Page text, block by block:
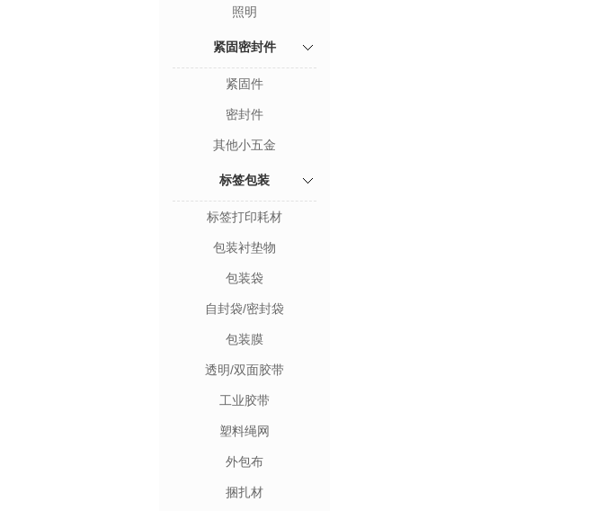
照明
紧固密封件
紧固件
密封件
其他小五金
标签包装
标签打印耗材
包装衬垫物
包装袋
自封袋/密封袋
包装膜
透明/双面胶带
工业胶带
塑料绳网
外包布
捆扎材